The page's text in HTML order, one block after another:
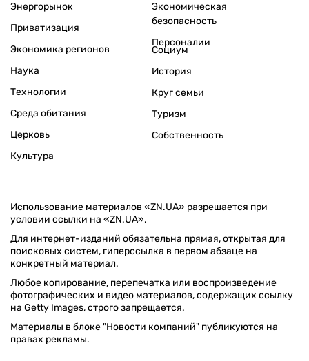
Энергорынок
Приватизация
Экономика регионов
Экономическая
безопасность
Персоналии
Наука
Технологии
Среда обитания
Церковь
Культура
Социум
История
Круг семьи
Туризм
Собственность
Использование материалов «ZN.UA» разрешается при
условии ссылки на «ZN.UA».
Для интернет-изданий обязательна прямая, открытая для
поисковых систем, гиперссылка в первом абзаце на
конкретный материал.
Любое копирование, перепечатка или воспроизведение
фотографических и видео материалов, содержащих ссылку
на Getty Images, строго запрещается.
Материалы в блоке "Новости компаний" публикуются на
правах рекламы.